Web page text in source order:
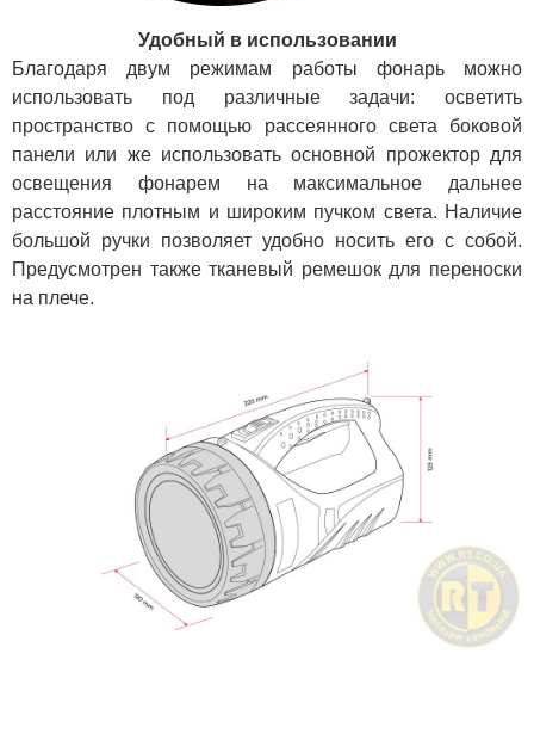
Удобный в использовании
Благодаря двум режимам работы фонарь можно
использовать под различные задачи: осветить
пространство с помощью рассеянного света боковой
панели или же использовать основной прожектор для
освещения фонарем на максимальное дальнее
расстояние плотным и широким пучком света. Наличие
большой ручки позволяет удобно носить его с собой.
Предусмотрен также тканевый ремешок для переноски
на плече.